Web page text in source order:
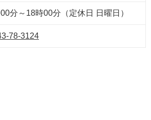
分～18時00分（定休日 日曜日）
78-3124